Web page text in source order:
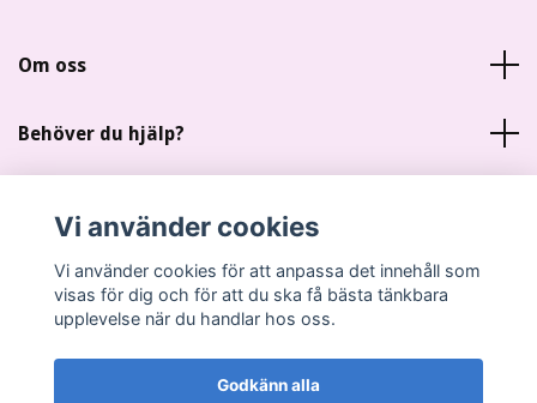
Om oss
Behöver du hjälp?
Sociala medier
Vi använder cookies
Vi använder cookies för att anpassa det innehåll som
visas för dig och för att du ska få bästa tänkbara
upplevelse när du handlar hos oss.
Godkänn alla